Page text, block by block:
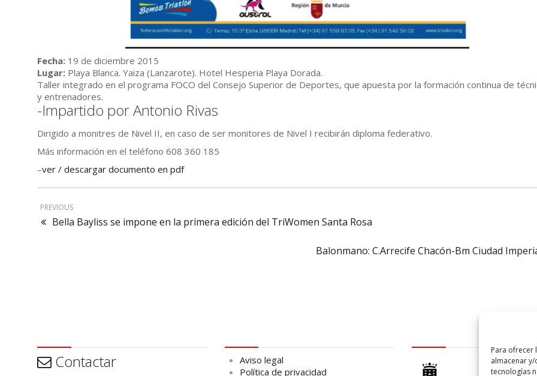
Para ofrecer
almacenar
tecnologías
Fecha: 19 de diciembre 2015
Lugar: Playa Blanca. Yaiza (Lanzarote). Hotel Hesperia Playa Dorada.
Taller integrado en el programa FOCO del Consejo Superior de Deportes, que apuesta por la formación continua de
y entrenadores.
-Impartido por Antonio Rivas
Dirigido a monitres de Nivel II, en caso de ser monitores de Nivel I recibirán diploma federativo.
Más información en el teléfono 608 360 185
–ver / descargar documento en pdf
PREVIOUS
Bella Bayliss se impone en la primera edición del TriWomen Santa Rosa
Balonmano: C.Arrecife Chacón-Bm Ciudad
Contactar
Aviso legal
Política de privacidad